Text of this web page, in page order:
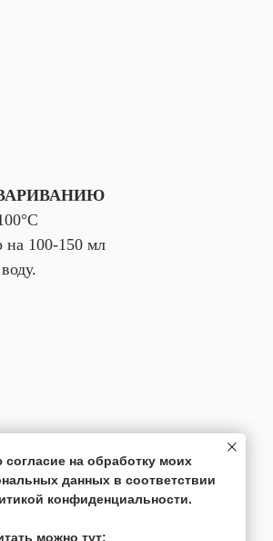
на 100-150 мл
на обработку моих
данных в соответствии
конфиденциальности.
можно тут: